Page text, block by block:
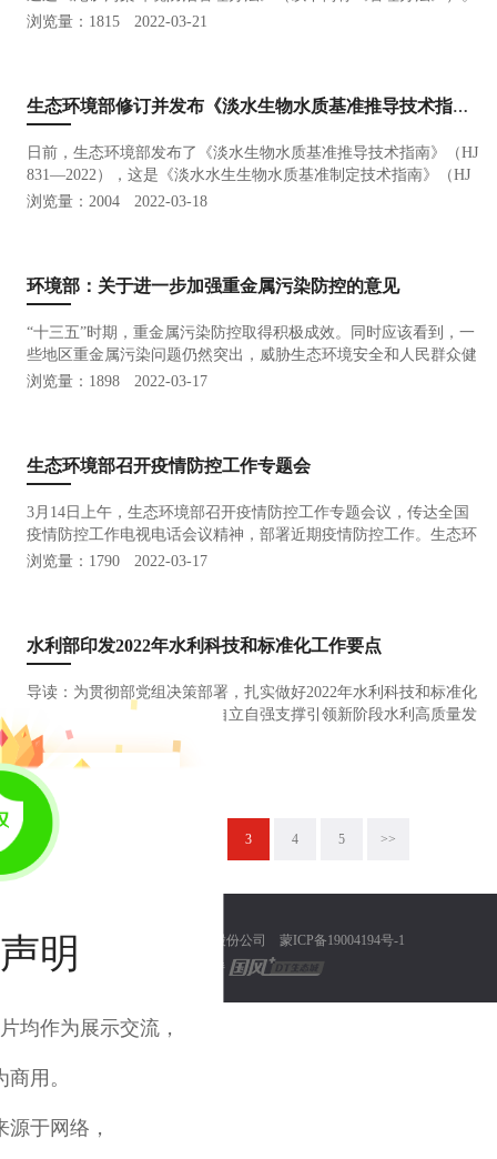
会议指出，尾矿是我国产生量最大的工业固体废物，在产生、贮
浏览量：1815 2022-03-21
生态环境部修订并发布《淡水生物水质基准推导技术指南》
日前，生态环境部发布了《淡水生物水质基准推导技术指南》（HJ
831—2022），这是《淡水水生生物水质基准制定技术指南》（HJ
831—2017）发布以来的首次修订。该标准由生态环境部法规与标
浏览量：2004 2022-03-18
环境部：关于进一步加强重金属污染防控的意见
“十三五”时期，重金属污染防控取得积极成效。同时应该看到，一
些地区重金属污染问题仍然突出，威胁生态环境安全和人民群众健
康，重金属污染防控任重道远。根据《中共中央 国务院关于深入打
浏览量：1898 2022-03-17
生态环境部召开疫情防控工作专题会
3月14日上午，生态环境部召开疫情防控工作专题会议，传达全国
疫情防控工作电视电话会议精神，部署近期疫情防控工作。生态环
境部副部长翟青出席会议并讲话。 会议指出，近期国内疫情多
浏览量：1790 2022-03-17
水利部印发2022年水利科技和标准化工作要点
导读：为贯彻部党组决策部署，扎实做好2022年水利科技和标准化
工作，推进以高水平的科技自立自强支撑引领新阶段水利高质量发
展，近日，水利部制定印发了2022年水利科技和标准化工作要点。
为贯彻部党组决策部署，扎实做好2022年水利科技和标准化工
作，推进…
浏览量：1370 2022-03-17
3 4 5 >>
© 内蒙古浩泽环保集股份公司 蒙ICP备19004194号-1
技术支持
明
均作为展示交流，
用。
于网络，